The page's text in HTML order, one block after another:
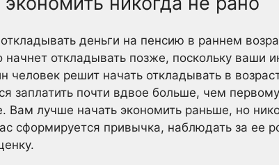
деньги на пенсию в раннем
начнет откладывать позже, поскольку ваши
человек решит начать откладывать в
заплатить почти вдвое больше, чем
Вам лучше начать экономить раньше, но
сформируется привычка, наблюдать за